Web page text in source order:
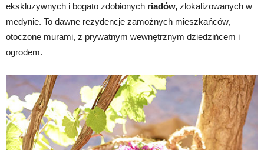
ekskluzywnych i bogato zdobionych riadów, zlokalizowanych w
medynie. To dawne rezydencje zamożnych mieszkańców,
otoczone murami, z prywatnym wewnętrznym dziedzińcem i
ogrodem.